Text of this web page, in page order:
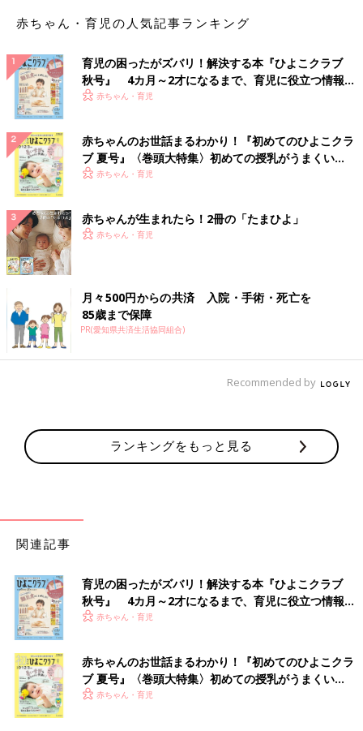
こんな感じなので、常に何かに追われていて、
どもの相手しているし、少しでも時間ができれば、仕事に、家事
に、保育園準備に・・・やらなければならないこと、が大量にあ
りすぎて、首が回らない。仕事も生活も、いつもギリギリの綱渡
りです。
ちなみに、いつも後回しになるのは片付けとかですね。やらなく
ても一応生活は回るので、服やら子どものおもちゃやらで床が埋
まっていきます・・・ううう。
当たり前なんですが、なんとなんと、
うことに驚きます。
曜には、「一週間乗り切ったー！明日から土日だー！」って感じ
だったんですが、それがないんですよね。平日は子どもとほとん
ど遊べず、時間に追われてお世話だけしてるような感じなんで、
土日は思いっきり遊びたいので・・・というか、どうせ家にいて
も休めないので（ハハのさけび#15参照）、毎週末、疲れた体を
引きずって出かけることになるのです。そして気づけば週末が終
わり、また月曜日から仕事・・・。えっ・・・えっ？！いつ休む
の私？！？！
赤ちゃん・育児の人気記事ランキング
育児の困ったがズバリ！解決する本『ひよこクラブ
秋号』 4カ月～2才になるまで、育児に役立つ情報が
いっぱい！
赤ちゃん・育児
赤ちゃんのお世話まるわかり！『初めてのひよこクラ
ブ 夏号』〈巻頭大特集〉初めての授乳がうまくい
く！ おっぱい・ミルクの基本と夏のトラブル 解決テ
赤ちゃん・育児
赤ちゃんが生まれたら！2冊の「たまひよ」
赤ちゃん・育児
月々500円からの共済 入院・手術・死亡を
85歳まで保障
PR(愛知県共済生活協同組合)
Recommended by
ランキングをもっと見る
関連記事
育児の困ったがズバリ！解決する本『ひよこクラブ
秋号』 4カ月～2才になるまで、育児に役立つ情報が
いっぱい！
赤ちゃん・育児
赤ちゃんのお世話まるわかり！『初めてのひよこクラ
ブ 夏号』〈巻頭大特集〉初めての授乳がうまくい
く！ おっぱい・ミルクの基本と夏のトラブル 解決テ
赤ちゃん・育児